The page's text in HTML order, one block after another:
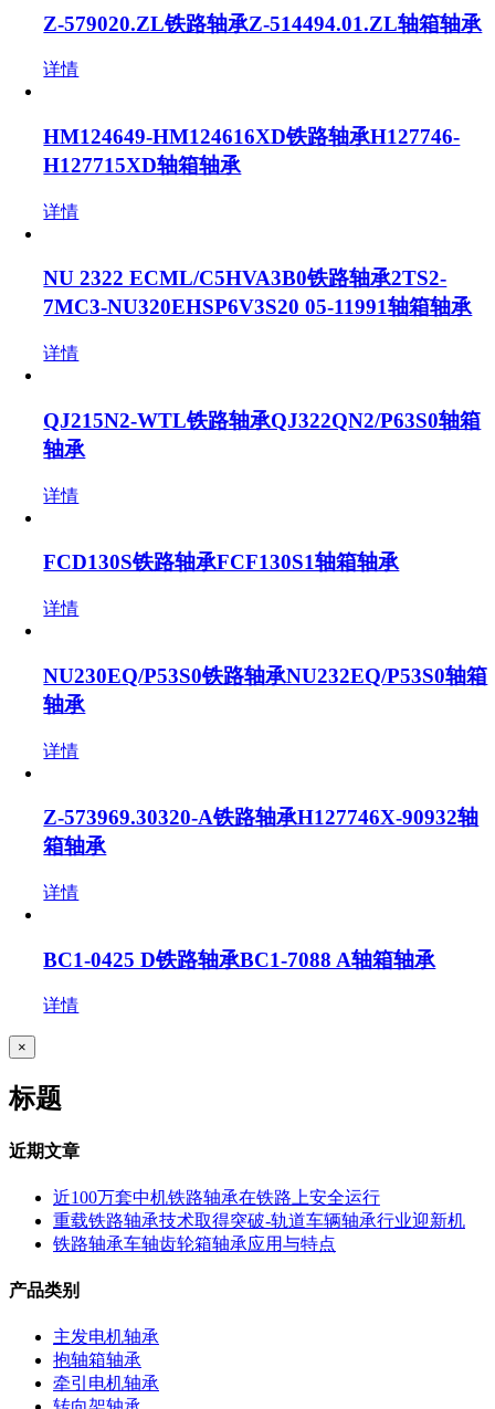
Z-579020.ZL铁路轴承Z-514494.01.ZL轴箱轴承
详情
HM124649-HM124616XD铁路轴承H127746-
H127715XD轴箱轴承
详情
NU 2322 ECML/C5HVA3B0铁路轴承2TS2-
7MC3-NU320EHSP6V3S20 05-11991轴箱轴承
详情
QJ215N2-WTL铁路轴承QJ322QN2/P63S0轴箱
轴承
详情
FCD130S铁路轴承FCF130S1轴箱轴承
详情
NU230EQ/P53S0铁路轴承NU232EQ/P53S0轴箱
轴承
详情
Z-573969.30320-A铁路轴承H127746X-90932轴
箱轴承
详情
BC1-0425 D铁路轴承BC1-7088 A轴箱轴承
详情
关
产
品
速
×
标题
近期文章
近100万套中机铁路轴承在铁路上安全运行
重载铁路轴承技术取得突破-轨道车辆轴承行业迎新机
铁路轴承车轴齿轮箱轴承应用与特点
产品类别
主发电机轴承
抱轴箱轴承
牵引电机轴承